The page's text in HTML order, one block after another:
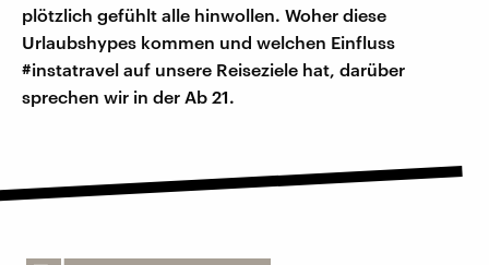
plötzlich gefühlt alle hinwollen. Woher diese
Urlaubshypes kommen und welchen Einfluss
#instatravel auf unsere Reiseziele hat, darüber
sprechen wir in der Ab 21.